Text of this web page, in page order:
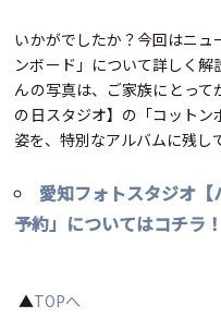
いかがでしたか？今回はニ
ンボード」について詳しく
んの写真は、ご家族にとっ
の日スタジオ】の「コット
姿を、特別なアルバムに残し
愛知フォトスタジオ
予約」についてはコチラ！
▲TOPへ